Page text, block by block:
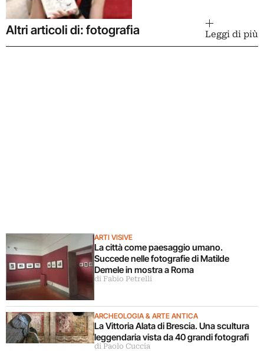
Altri articoli di: fotografia Leggi di più
ARTI VISIVE
La città come paesaggio umano.
Succede nelle fotografie di Matilde
Demele in mostra a Roma
di Fabio Petrelli
ARCHEOLOGIA & ARTE ANTICA
La Vittoria Alata di Brescia. Una scultura
leggendaria vista da 40 grandi fotografi
di Paolo Cuccia